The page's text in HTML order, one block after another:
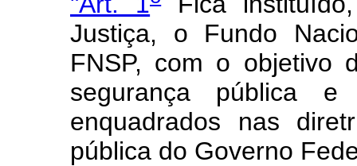
Justiça, o Fundo
FNSP, com o objetivo
segurança pública
enquadrados nas
pública do Governo